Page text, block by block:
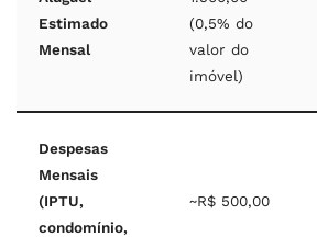
Estimado
Mensal
(0,5% do
valor do
imóvel)
Despesas
Mensais
(IPTU,
condomínio,
~R$ 500,00